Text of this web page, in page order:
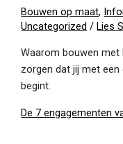
Bouwen op maat,
Uncategorized / Lies
Waarom bouwen met
zorgen dat jij met
begint.
De 7 engagementen